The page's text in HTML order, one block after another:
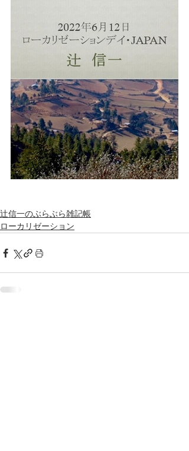
辻信一のぶらぶら雑記帳
ローカリゼーション